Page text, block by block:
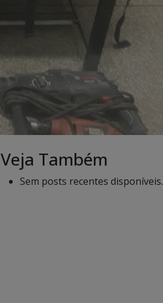
Veja Também
Sem posts recentes disponíveis.